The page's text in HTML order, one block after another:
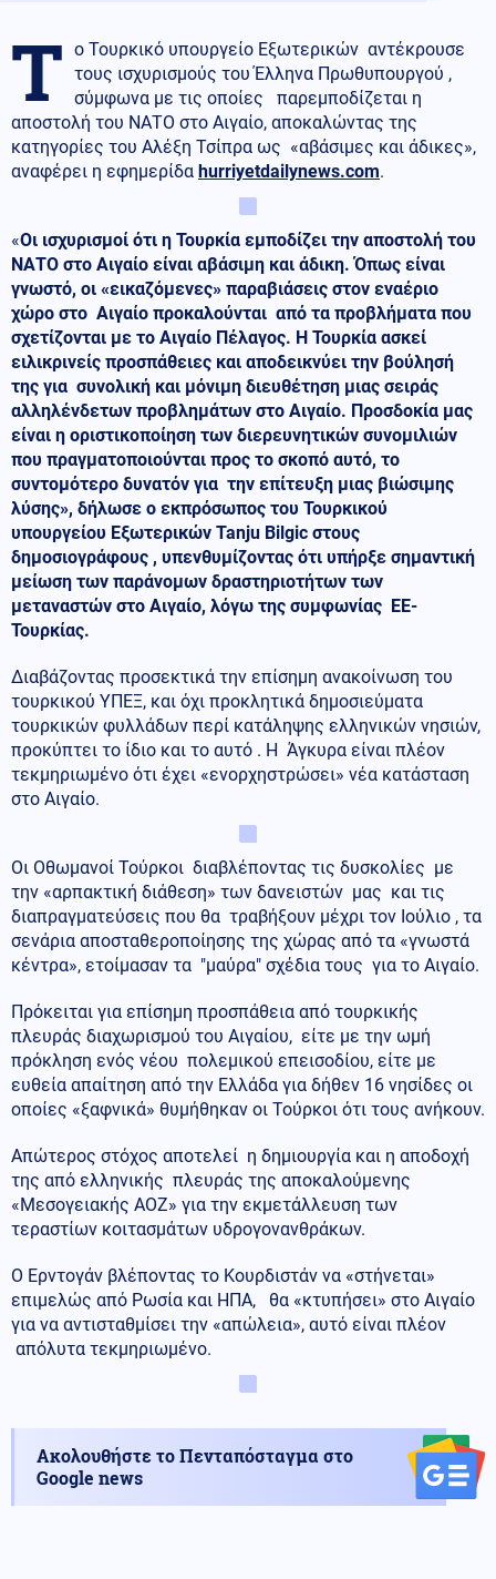
Τ ο Τουρκικό υπουργείο Εξωτερικών αντέκρουσε
τους ισχυρισμούς του Έλληνα Πρωθυπουργού ,
σύμφωνα με τις οποίες παρεμποδίζεται η
αποστολή του ΝΑΤΟ στο Αιγαίο, αποκαλώντας της
κατηγορίες του Αλέξη Τσίπρα ως «αβάσιμες και άδικες»,
αναφέρει η εφημερίδα hurriyetdailynews.com.
«Οι ισχυρισμοί ότι η Τουρκία εμποδίζει την αποστολή του
ΝΑΤΟ στο Αιγαίο είναι αβάσιμη και άδικη. Όπως είναι
γνωστό, οι «εικαζόμενες» παραβιάσεις στον εναέριο
χώρο στο Αιγαίο προκαλούνται από τα προβλήματα που
σχετίζονται με το Αιγαίο Πέλαγος. Η Τουρκία ασκεί
ειλικρινείς προσπάθειες και αποδεικνύει την βούλησή
της για συνολική και μόνιμη διευθέτηση μιας σειράς
αλληλένδετων προβλημάτων στο Αιγαίο. Προσδοκία μας
είναι η οριστικοποίηση των διερευνητικών συνομιλιών
που πραγματοποιούνται προς το σκοπό αυτό, το
συντομότερο δυνατόν για την επίτευξη μιας βιώσιμης
λύσης», δήλωσε ο εκπρόσωπος του Τουρκικού
υπουργείου Εξωτερικών Tanju Bilgic στους
δημοσιογράφους , υπενθυμίζοντας ότι υπήρξε σημαντική
μείωση των παράνομων δραστηριοτήτων των
μεταναστών στο Αιγαίο, λόγω της συμφωνίας ΕΕ-
Τουρκίας.
Διαβάζοντας προσεκτικά την επίσημη ανακοίνωση του
τουρκικού ΥΠΕΞ, και όχι προκλητικά δημοσιεύματα
τουρκικών φυλλάδων περί κατάληψης ελληνικών νησιών,
προκύπτει το ίδιο και το αυτό . Η Άγκυρα είναι πλέον
τεκμηριωμένο ότι έχει «ενορχηστρώσει» νέα κατάσταση
στο Αιγαίο.
Οι Οθωμανοί Τούρκοι διαβλέποντας τις δυσκολίες με
την «αρπακτική διάθεση» των δανειστών μας και τις
διαπραγματεύσεις που θα τραβήξουν μέχρι τον Ιούλιο , τα
σενάρια αποσταθεροποίησης της χώρας από τα «γνωστά
κέντρα», ετοίμασαν τα "μαύρα" σχέδια τους για το Αιγαίο.
Πρόκειται για επίσημη προσπάθεια από τουρκικής
πλευράς διαχωρισμού του Αιγαίου, είτε με την ωμή
πρόκληση ενός νέου πολεμικού επεισοδίου, είτε με
ευθεία απαίτηση από την Ελλάδα για δήθεν 16 νησίδες οι
οποίες «ξαφνικά» θυμήθηκαν οι Τούρκοι ότι τους ανήκουν.
Απώτερος στόχος αποτελεί η δημιουργία και η αποδοχή
της από ελληνικής πλευράς της αποκαλούμενης
«Μεσογειακής ΑΟΖ» για την εκμετάλλευση των
τεραστίων κοιτασμάτων υδρογονανθράκων.
Ο Ερντογάν βλέποντας το Κουρδιστάν να «στήνεται»
επιμελώς από Ρωσία και ΗΠΑ, θα «κτυπήσει» στο Αιγαίο
για να αντισταθμίσει την «απώλεια», αυτό είναι πλέον
απόλυτα τεκμηριωμένο.
Ακολουθήστε το Πενταπόσταγμα στο
Google news